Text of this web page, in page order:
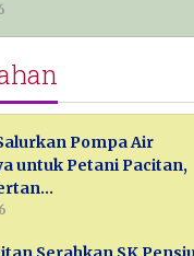
Pompa Air
untuk Petani Pacitan,